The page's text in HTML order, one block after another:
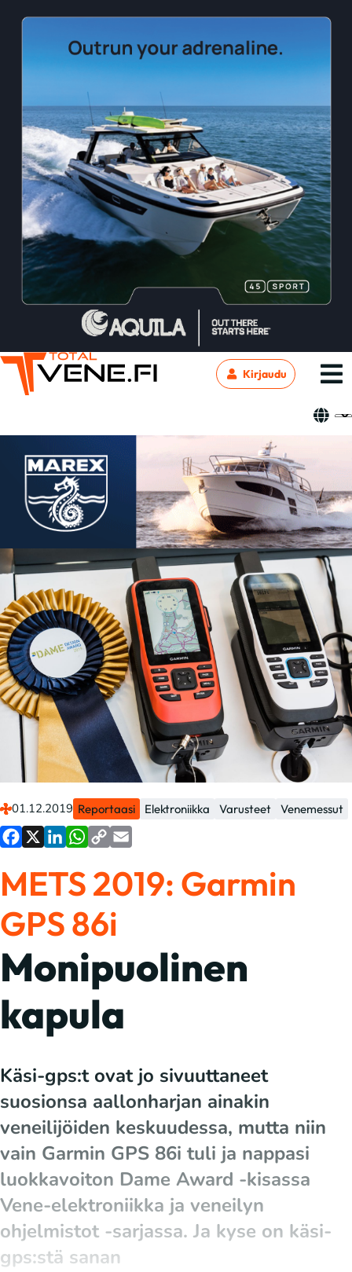
Kirjaudu
01.12.2019 Reportaasi Elektroniikka Varusteet Venemessut
Link
METS 2019: Garmin
GPS 86i
Monipuolinen
kapula
Käsi-gps:t ovat jo sivuuttaneet
suosionsa aallonharjan ainakin
veneilijöiden keskuudessa, mutta niin
vain Garmin GPS 86i tuli ja nappasi
luokkavoiton Dame Award -kisassa
Vene-elektroniikka ja veneilyn
ohjelmistot -sarjassa. Ja kyse on käsi-
gps:stä sanan